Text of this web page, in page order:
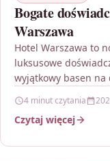
Bogate
Warszawa
Hotel Warszawa to
luksusowe
wyjątkowy basen na
4 minut czytania
Czytaj więcej